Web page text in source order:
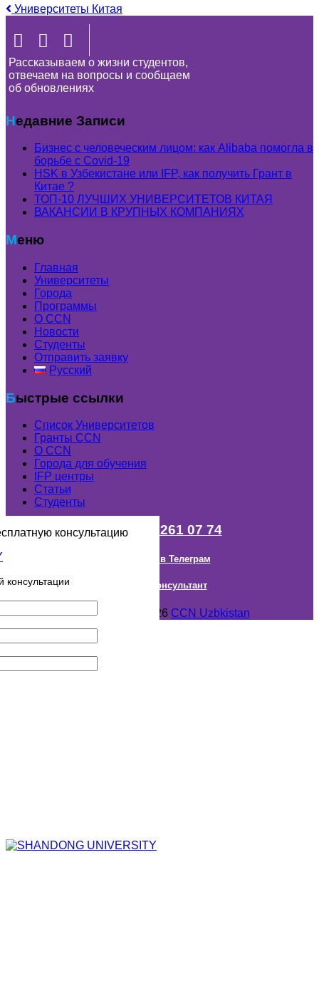
Университеты Китая
Рассказываем о жизни студентов,
отвечаем на вопросы и сообщаем
об обновлениях
Недавние Записи
Бизнес с человеческим лицом: как Alibaba помогла в
борьбе с Covid-19
HSK в Узбекистане или IFP, как получить Грант в
Китае ?
ТОП-10 ЛУЧШИХ УНИВЕРСИТЕТОВ КИТАЯ
ВАКАНСИИ В КРУПНЫХ КОМПАНИЯХ
Меню
Главная
Университеты
Города
Программы
О CCN
Новости
Студенты
Отправить заявку
Русский
Быстрые ссылки
Список Университетов
Гранты ССN
О ССN
Города для обучения
IFP центры
Статьи
Студенты
+998 (98) 261 07 74
Наш канал в Телеграм
Онлайн Консультант
Авторское право © 2018- 2026 CCN Uzbkistan
консультацию
консультации